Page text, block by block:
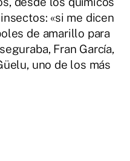
«si me dicen
de amarillo para
Fran García,
uno de los más